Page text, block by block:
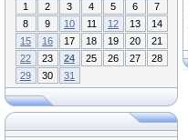
1
2 3 4 5 6
7
8
9 10 11 12 13
14
15
16 17 18 19 20
21
22
23 24 25 26 27
28
29
30 31